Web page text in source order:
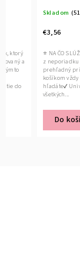
ktorý
a
týmto
do
Skladom
€3,56
Do
⭐ NA ČO
z
prehľadný
košíkom
hľadáte✔
všetkých...